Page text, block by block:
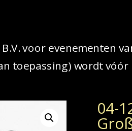
voor evenementen
toepassing) wordt
04-